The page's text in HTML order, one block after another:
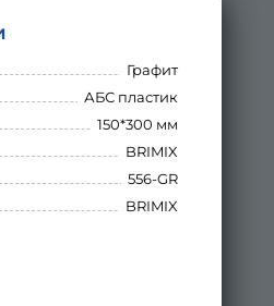
Графит
АБС пластик
150*300 мм
BRIMIX
556-GR
BRIMIX